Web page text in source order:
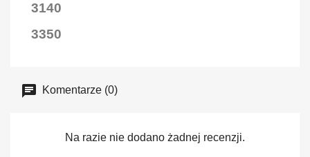
3140
3350
Komentarze (0)
Na razie nie dodano żadnej recenzji.